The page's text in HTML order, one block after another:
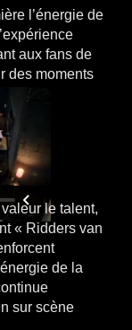
l’énergie de
aux fans de
des moments
le talent,
« Ridders van
de la
sur scène